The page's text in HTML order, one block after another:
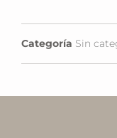
Categoría Sin